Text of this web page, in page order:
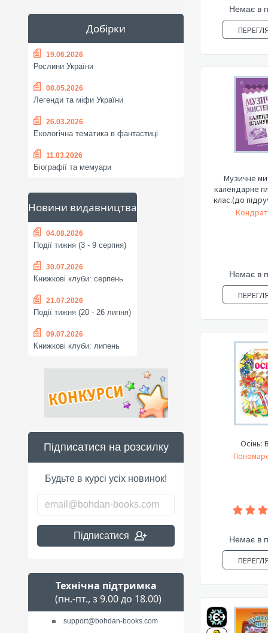
Добірки
19.06.2026
Рослини України
08.05.2026
Легенди та міфи України
26.03.2026
Екологічна тематика в фантастиці
11.03.2026
Біографії та мемуари
Новини видавництва
04.08.2026
Події тижня (3 - 9 серпня)
30.07.2026
Книжкові клуби: серпень
21.07.2026
Події тижня (20 - 26 липня)
09.07.2026
Книжкові клуби: липень
Підписатися на розсилку
Будьте в курсі усіх новинок!
Підписатися
Технічна підтримка
(пн.-пт., з 9.00 до 18.00)
support@bohdan-books.com
Немає в
Музичне
календарне
клас.(до
Немає в
Осінь:
Немає в